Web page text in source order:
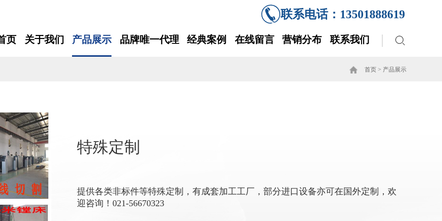
联系电话：13501888619
页 关于我们 产品展示 品牌唯一代理 经典案例 在线留言 营销分布 联系我们
首页 > 产品展示
特殊定制
提供各类非标件等特殊定制，有成套加工工厂，部分进口设备亦可在国外定制，欢
迎咨询！021-56670323